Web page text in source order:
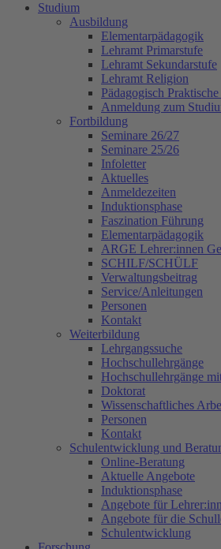
Studium
Ausbildung
Elementarpädagogik
Lehramt Primarstufe
Lehramt Sekundarstufe
Lehramt Religion
Pädagogisch
Anmeldung zum
Fortbildung
Seminare 26/27
Seminare 25/26
Infoletter
Aktuelles
Anmeldezeiten
Induktionsphase
Faszination Führung
Elementarpädagogik
ARGE Lehrer:innen
SCHILF/SCHÜLF
Verwaltungsbeitrag
Service/Anleitungen
Personen
Kontakt
Weiterbildung
Lehrgangssuche
Hochschullehrgänge
Hochschullehrgänge
Doktorat
Wissenschaftliches
Personen
Kontakt
Schulentwicklung und
Online-Beratung
Aktuelle Angebote
Induktionsphase
Angebote für
Angebote für die
Schulentwicklung